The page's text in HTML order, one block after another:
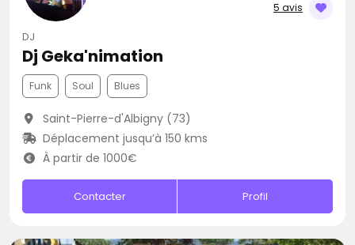
5 avis
DJ
Dj Geka'nimation
Funk Soul Blues
Saint-Pierre-d'Albigny (73)
Déplacement jusqu’à 150 kms
À partir de 1000€
Contacter Profil